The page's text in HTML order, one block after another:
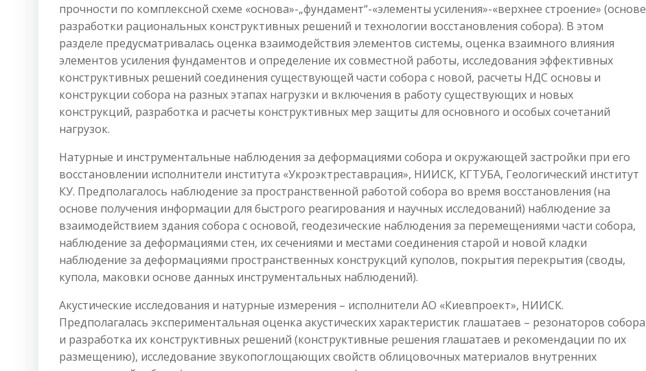
прочности по комплексной схеме «основа»-„фундамент“-«элементы усиления»-«верхнее строение» (основе
разработки рациональных конструктивных решений и технологии восстановления собора). В этом
разделе предусматривалась оценка взаимодействия элементов системы, оценка взаимного влияния
элементов усиления фундаментов и определение их совместной работы, исследования эффективных
конструктивных решений соединения существующей части собора с новой, расчеты НДС основы и
конструкции собора на разных этапах нагрузки и включения в работу существующих и новых
конструкций, разработка и расчеты конструктивных мер защиты для основного и особых сочетаний
нагрузок.
Натурные и инструментальные наблюдения за деформациями собора и окружающей застройки при его
восстановлении исполнители института «Укроэктреставрация», НИИСК, КГТУБА, Геологический институт
КУ. Предполагалось наблюдение за пространственной работой собора во время восстановления (на
основе получения информации для быстрого реагирования и научных исследований) наблюдение за
взаимодействием здания собора с основой, геодезические наблюдения за перемещениями части собора,
наблюдение за деформациями стен, их сечениями и местами соединения старой и новой кладки
наблюдение за деформациями пространственных конструкций куполов, покрытия перекрытия (своды,
купола, маковки основе данных инструментальных наблюдений).
Акустические исследования и натурные измерения – исполнители АО «Киевпроект», НИИСК.
Предполагалась экспериментальная оценка акустических характеристик глашатаев – резонаторов собора
и разработка их конструктивных решений (конструктивные решения глашатаев и рекомендации по их
размещению), исследование звукопоглощающих свойств облицовочных материалов внутренних